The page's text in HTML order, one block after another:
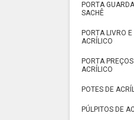
PORTA
SACHÊ
PORTA LIVRO
ACRÍLICO
PORTA
ACRÍLICO
POTES DE
PÚLPITOS DE